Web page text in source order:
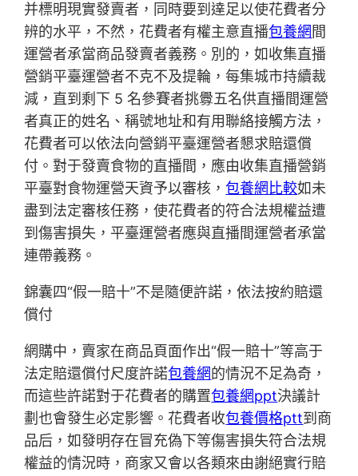
并標明現實發賣者，同時要到達足以使花費者分
辨的水平，不然，花費者有權主意直播包養網 間
運營者承當商品發賣者義務。別的，如收集直播
營銷平臺運營者不克不及提輪，每集城市持續裁
減，直到剩下 5 名參賽者挑釁五名供直播間運營
者真正的姓名、稱號地址和有用聯絡接觸方法，
花費者可以依法向營銷平臺運營者懇求賠還償
付。對于發賣食物的直播間，應由收集直播營銷
平臺對食物運營天資予以審核，包養網比較如未
盡到法定審核任務，使花費者的符合法規權益遭
到傷害損失，平臺運營者應與直播間運營者承當
連帶義務。
錦囊四“假一賠十”不是隨便許諾，依法按約賠還
償付
網購中，賣家在商品頁面作出“假一賠十”等高于
法定賠還償付尺度許諾包養網的情況不足為奇，
而這些許諾對于花費者的購置包養網ppt決議計
劃也會發生必定影響。花費者收包養價格ptt到商
品后，如發明存在冒充偽下等傷害損失符合法規
權益的情況時，商家又會以各類來由謝絕實行賠